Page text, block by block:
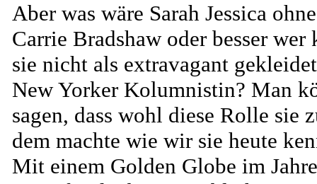
Aber was wäre Sarah Jessica ohne
Carrie Bradshaw oder besser wer
sie nicht als extravagant
New Yorker Kolumnistin? Man
sagen, dass wohl diese Rolle sie
dem machte wie wir sie heute
Mit einem Golden Globe im Jahre